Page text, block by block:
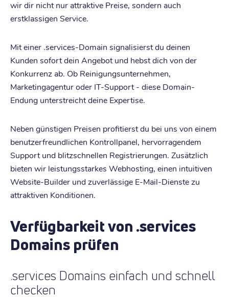
wir dir nicht nur attraktive Preise, sondern auch
erstklassigen Service.
Mit einer .services-Domain signalisierst du deinen
Kunden sofort dein Angebot und hebst dich von der
Konkurrenz ab. Ob Reinigungsunternehmen,
Marketingagentur oder IT-Support - diese Domain-
Endung unterstreicht deine Expertise.
Neben günstigen Preisen profitierst du bei uns von einem
benutzerfreundlichen Kontrollpanel, hervorragendem
Support und blitzschnellen Registrierungen. Zusätzlich
bieten wir leistungsstarkes Webhosting, einen intuitiven
Website-Builder und zuverlässige E-Mail-Dienste zu
attraktiven Konditionen.
Verfügbarkeit von .services
Domains prüfen
.services Domains einfach und schnell
checken